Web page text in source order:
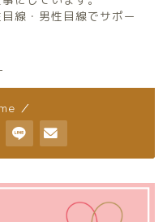
線・男性目線でサポー
／